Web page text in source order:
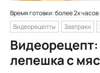
Время готовки: более 2х часов
Видеорецепты
Завтраки
лепешка с